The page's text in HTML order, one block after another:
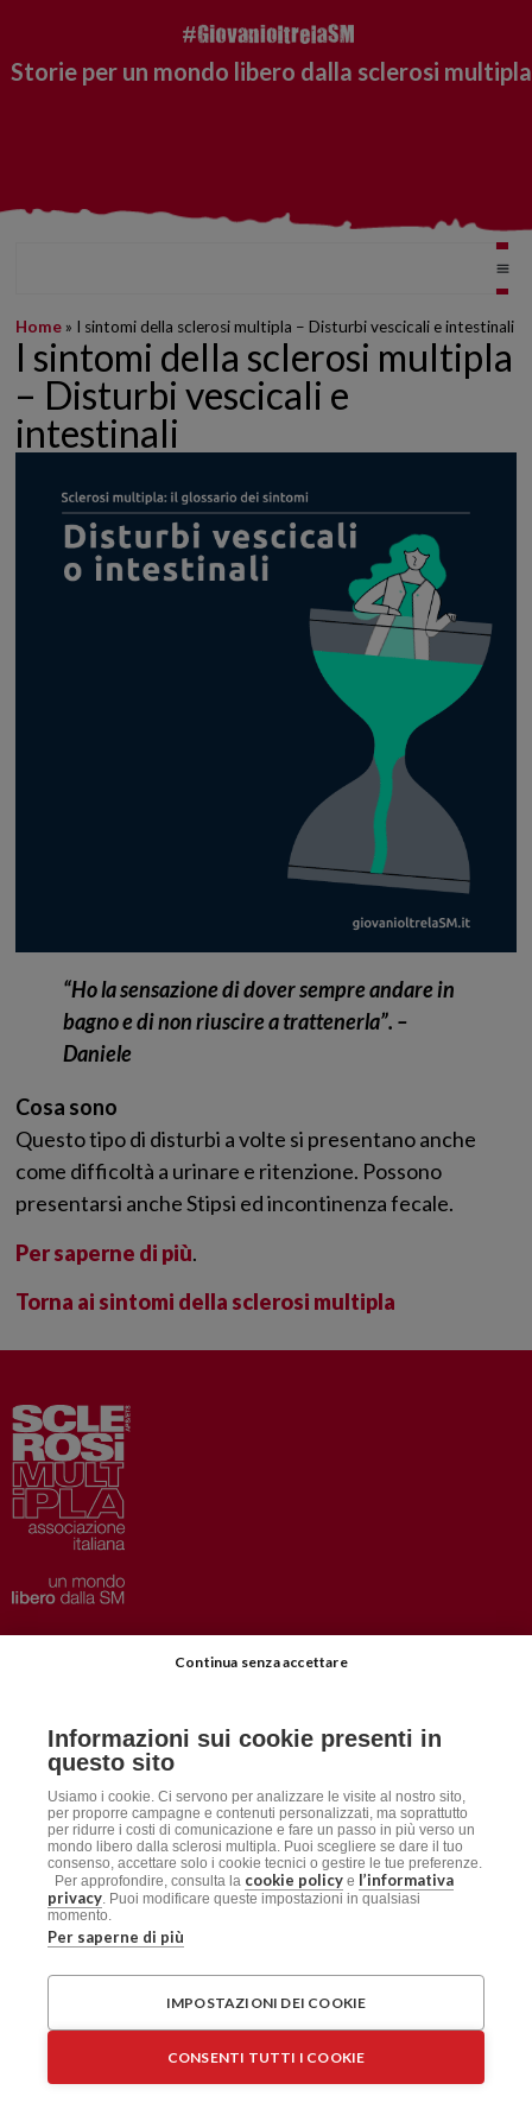
Storie per un mondo libero dalla sclerosi multipla
Home » I sintomi della sclerosi multipla – Disturbi vescicali e intestinali
I sintomi della sclerosi multipla
– Disturbi vescicali e
intestinali
“Ho la sensazione di dover sempre andare in
bagno e di non riuscire a trattenerla”. –
Daniele
Cosa sono
Questo tipo di disturbi a volte si presentano anche
come difficoltà a urinare e ritenzione. Possono
presentarsi anche Stipsi ed incontinenza fecale.
Per saperne di più.
Torna ai sintomi della sclerosi multipla
Privacy–Disclaimer
Iscriviti alla Newsletter
Dichiarazione accessibilità
Social
AISM
Sede Legale: Via Cavour 181/a, 00184 Roma
CF: 96015150582 – PI: 06125061009
Informazioni sui cookie presenti in
questo sito
Usiamo i cookie. Ci servono per analizzare le visite al nostro sito,
per proporre campagne e contenuti personalizzati, ma soprattutto
per ridurre i costi di comunicazione e fare un passo in più verso un
mondo libero dalla sclerosi multipla. Puoi scegliere se dare il tuo
consenso, accettare solo i cookie tecnici o gestire le tue preferenze.
Per approfondire, consulta la cookie policy e l’informativa
privacy. Puoi modificare queste impostazioni in qualsiasi
momento.
Per saperne di più
IMPOSTAZIONI DEI COOKIE
CONSENTI TUTTI I COOKIE
Continua senza accettare